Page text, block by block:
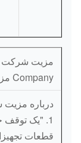
Company مزیت:
درباره
1. "یک
قطعات